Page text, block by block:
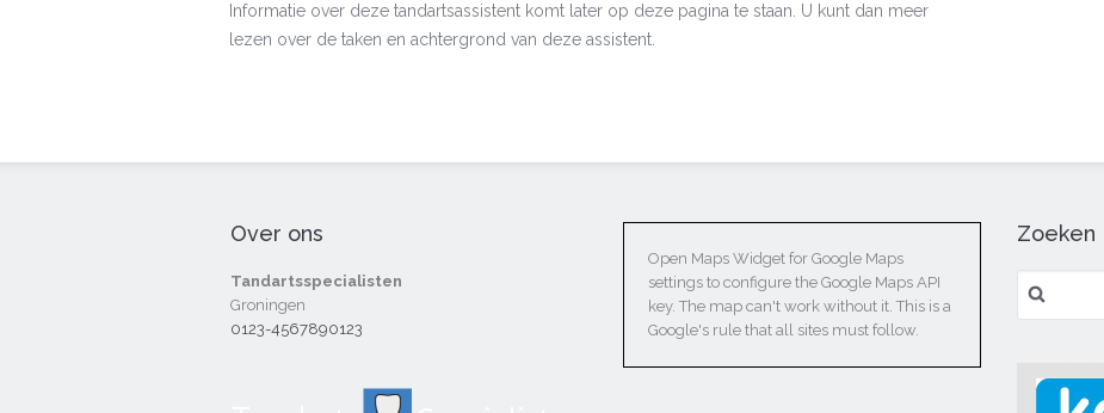
Informatie over deze tandartsassistent komt later op deze pagina te staan. U kunt dan meer
lezen over de taken en achtergrond van deze assistent.
Over ons
Tandartsspecialisten
Groningen
0123-4567890123
Open Maps Widget for Google Maps
settings to configure the Google Maps API
key. The map can't work without it. This is a
Google's rule that all sites must follow.
Zoeken
Zoeken naar: